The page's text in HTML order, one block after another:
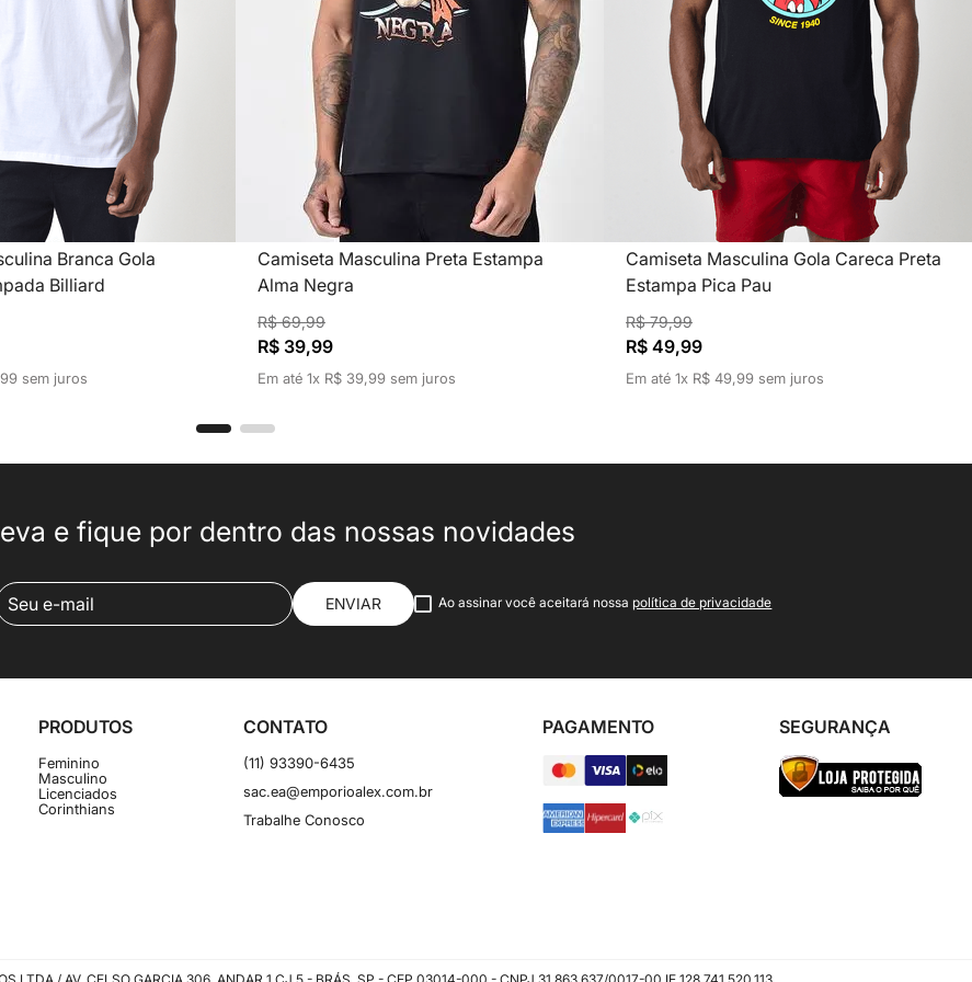
Branca Gola
Billiard
99 sem juros
Camiseta Masculina Preta Estampa
Alma Negra
R$ 69,99
R$ 39,99
Em até 1x R$ 39,99 sem juros
Camiseta Masculina Gola Careca Preta
Estampa Pica Pau
R$ 79,99
R$ 49,99
Em até 1x R$ 49,99 sem juros
e fique por dentro das nossas novidades
ENVIAR Ao assinar você aceitará nossapolítica de privacidade
PRODUTOS
Feminino
Masculino
Licenciados
Corinthians
CONTATO
(11) 93390-6435
sac.ea@emporioalex.com.br
Trabalhe Conosco
PAGAMENTO SEGURANÇA